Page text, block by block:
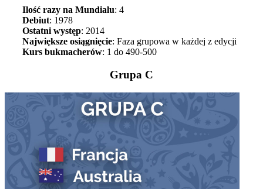
Ilość razy na Mundialu: 4
Debiut: 1978
Ostatni występ: 2014
Największe osiągnięcie: Faza grupowa w każdej z edycji
Kurs bukmacherów: 1 do 490-500
Grupa C